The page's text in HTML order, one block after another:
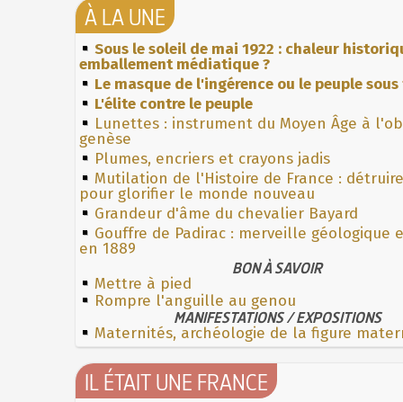
À LA UNE
Sous le soleil de mai 1922 : chaleur
emballement médiatique ?
Le masque de l'ingérence ou le peuple
L'élite contre le peuple
Lunettes : instrument du Moyen Âge à
genèse
Plumes, encriers et crayons jadis
Mutilation de l'Histoire de France :
pour glorifier le monde nouveau
Grandeur d'âme du chevalier Bayard
Gouffre de Padirac : merveille géologique
en 1889
BON À SAVOIR
Mettre à pied
Rompre l'anguille au genou
MANIFESTATIONS / EXPOSITIONS
Maternités, archéologie de la figure
IL ÉTAIT UNE FRANCE